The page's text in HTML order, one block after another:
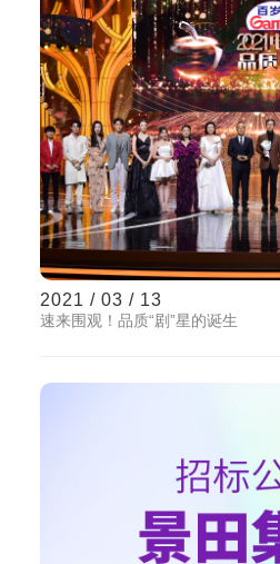
2021 / 03 / 13
速来围观！品质“剧”星的诞生